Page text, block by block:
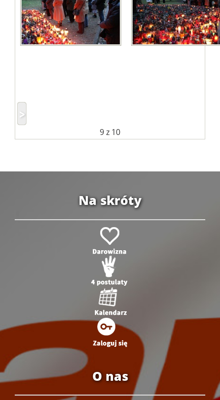
9z 10
Na skróty
O nas